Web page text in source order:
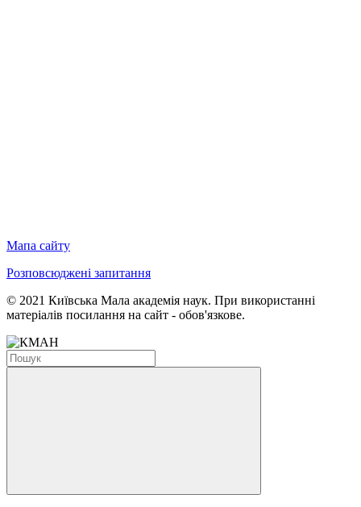
Мапа сайту
Розповсюджені запитання
© 2021 Київська Мала академія наук. При використанні
матеріалів посилання на сайт - обов'язкове.